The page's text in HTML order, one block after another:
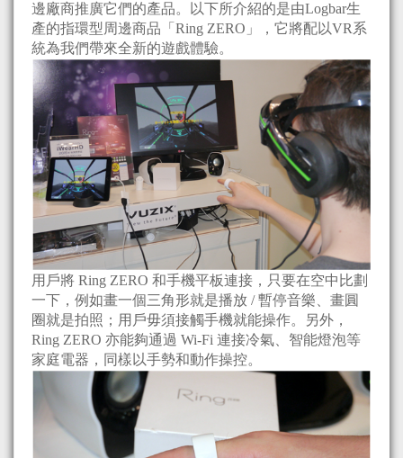
邊廠商推廣它們的產品。以下所介紹的是由Logbar生
產的指環型周邊商品「Ring ZERO」，它將配以VR系
統為我們帶來全新的遊戲體驗。
用戶將 Ring ZERO 和手機平板連接，只要在空中比劃
一下，例如畫一個三角形就是播放 / 暫停音樂、畫圓
圈就是拍照；用戶毋須接觸手機就能操作。另外，
Ring ZERO 亦能夠通過 Wi-Fi 連接冷氣、智能燈泡等
家庭電器，同樣以手勢和動作操控。